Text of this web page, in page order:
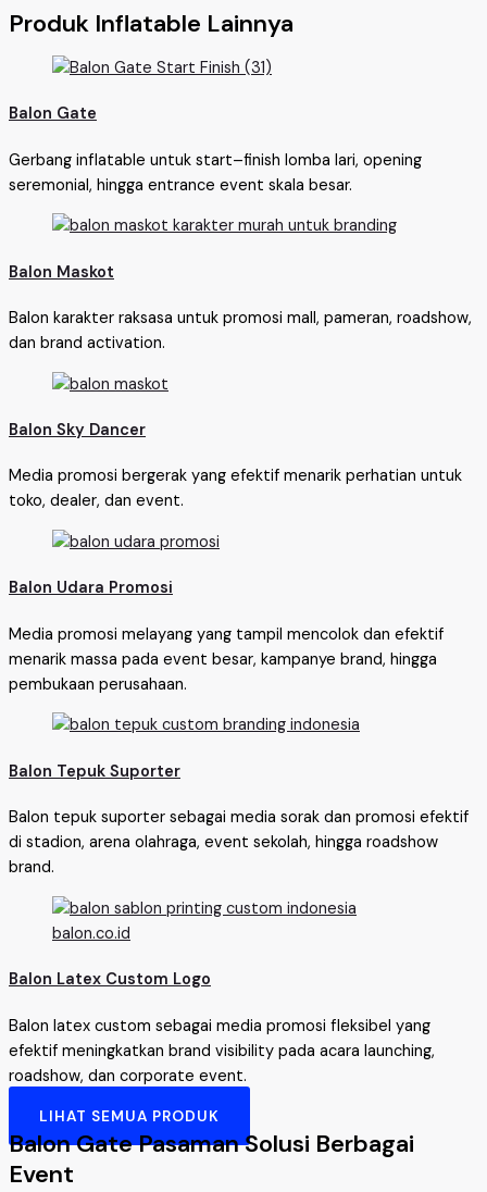
Produk Inflatable Lainnya
Balon Gate
Gerbang inflatable untuk start–finish lomba lari, opening
seremonial, hingga entrance event skala besar.
Balon Maskot
Balon karakter raksasa untuk promosi mall, pameran, roadshow,
dan brand activation.
Balon Sky Dancer
Media promosi bergerak yang efektif menarik perhatian untuk
toko, dealer, dan event.
Balon Udara Promosi
Media promosi melayang yang tampil mencolok dan efektif
menarik massa pada event besar, kampanye brand, hingga
pembukaan perusahaan.
Balon Tepuk Suporter
Balon tepuk suporter sebagai media sorak dan promosi efektif
di stadion, arena olahraga, event sekolah, hingga roadshow
brand.
Balon Latex Custom Logo
Balon latex custom sebagai media promosi fleksibel yang
efektif meningkatkan brand visibility pada acara launching,
roadshow, dan corporate event.
LIHAT SEMUA PRODUK
Balon Gate Pasaman Solusi Berbagai
Event